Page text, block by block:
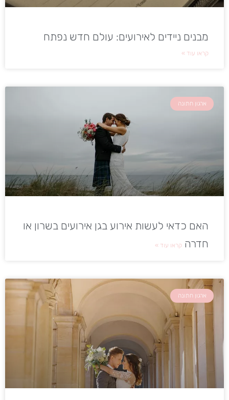
מבנים ניידים לאירועים: עולם חדש נפתח
קראו עוד »
ארגון חתונה
האם כדאי לעשות אירוע בגן אירועים בשרון או
חדרה קראו עוד »
ארגון חתונה